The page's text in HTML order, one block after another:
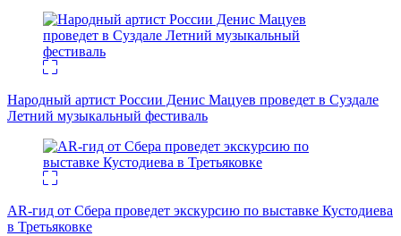
Народный артист России Денис Мацуев проведет в Суздале
Летний музыкальный фестиваль
AR-гид от Сбера проведет экскурсию по выставке Кустодиева
в Третьяковке